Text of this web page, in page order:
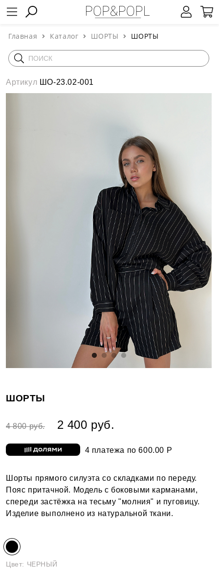
Главная Каталог ШОРТЫ ШОРТЫ
Артикул ШО-23.02-001
ШОРТЫ
4 800 руб. 2 400 руб.
4 платежа по 600.00 Р
Шорты прямого силуэта со складками по переду.
Пояс притачной. Модель с боковыми карманами,
спереди застёжка на тесьму "молния" и пуговицу.
Изделие выполнено из натуральной ткани.
Цвет: ЧЕРНЫЙ